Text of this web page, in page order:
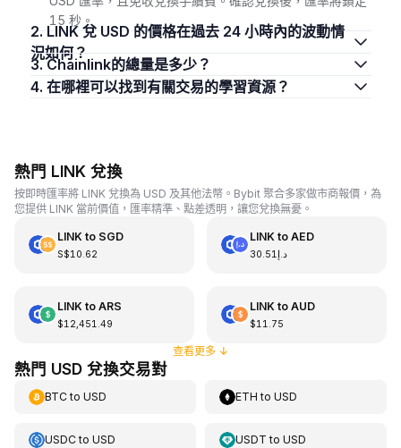
15 秒。
2. LINK 兌 USD 的價格在過去 24 小時內的波動情
況如何？
3. Chainlink的總量是多少？
4. 在哪裡可以找到有關交易的學習資源？
熱門 LINK 兌換
按即時匯率將 LINK 兌換為 USD 及其他法幣。Bybit 聚合多家做市商報價，為
您提供 LINK 當前價值，匯率精準、點差透明，讓您兌換無憂。
LINK to SGD
S$10.62
LINK to AED
د.إ30.51
LINK to ARS
$12,451.49
LINK to AUD
$11.75
查看更多↓
熱門 USD 兌換交易對
BTCto USD ETH toUSD
USDCto USD USDT toUSD